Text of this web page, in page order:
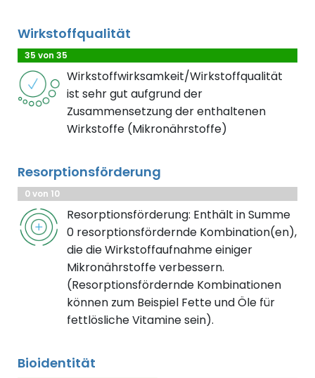
Wirkstoffqualität
35 von 35
Wirkstoffwirksamkeit/Wirkstoffqualität
ist sehr gut aufgrund der
Zusammensetzung der enthaltenen
Wirkstoffe (Mikronährstoffe)
Resorptionsförderung
0 von 10
Resorptionsförderung: Enthält in Summe
0 resorptionsfördernde Kombination(en),
die die Wirkstoffaufnahme einiger
Mikronährstoffe verbessern.
(Resorptionsfördernde Kombinationen
können zum Beispiel Fette und Öle für
fettlösliche Vitamine sein).
Bioidentität